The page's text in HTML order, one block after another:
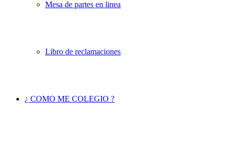
Mesa de partes en linea
Libro de reclamaciones
¿ COMO ME COLEGIO ?